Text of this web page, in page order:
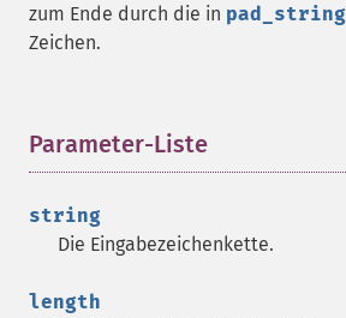
zum Ende durch die in pad_string
Zeichen.
Parameter-Liste
string
Die Eingabezeichenkette.
length